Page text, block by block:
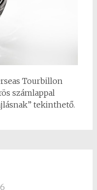
Tourbillon
számlappal
tekinthető.